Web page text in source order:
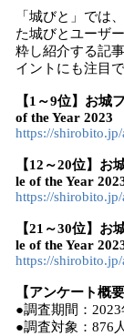
「城びと」では
た城びとユーザ
粋し紹介する記
イントにも注目
【1～9位】お城
of the Year 2023
https://
【12～20位】お
le of the Year
https://
【21～30位】お
le of the Year
https://
【アンケート概要
●調査期間：
●調査対象：876